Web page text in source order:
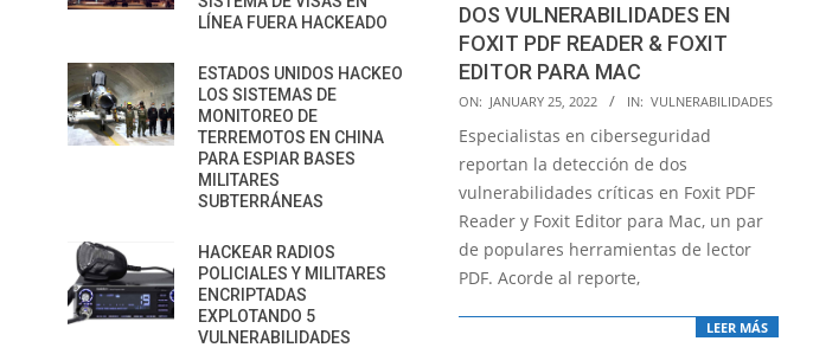
DOS VULNERABILIDADES EN
FOXIT PDF READER & FOXIT
EDITOR PARA MAC
2022-
01-
25
ON: JANUARY 25, 2022 IN: VULNERABILIDADES
Especialistas en ciberseguridad
reportan la detección de dos
vulnerabilidades críticas en Foxit PDF
Reader y Foxit Editor para Mac, un par
de populares herramientas de lector
PDF. Acorde al reporte,
LEER MÁS
LÍNEA FUERA HACKEADO
ESTADOS UNIDOS HACKEO
LOS SISTEMAS DE
MONITOREO DE
TERREMOTOS EN CHINA
PARA ESPIAR BASES
MILITARES
SUBTERRÁNEAS
HACKEAR RADIOS
POLICIALES Y MILITARES
ENCRIPTADAS
EXPLOTANDO 5
VULNERABILIDADES